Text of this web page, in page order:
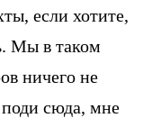
если хотите,
Мы в таком
ничего не
сюда, мне